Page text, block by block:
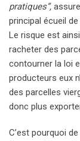
pratiques”,
principal écueil
Le risque est
racheter des
contourner la loi
producteurs eux
des parcelles
donc plus
C’est pourquoi